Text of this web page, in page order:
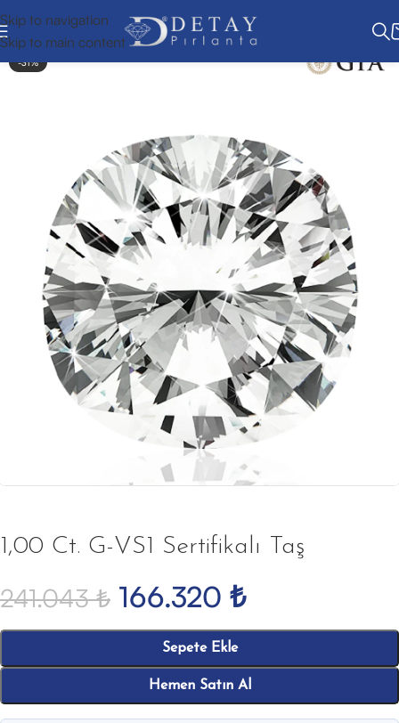
Skip to navigation
Skip to main content
-31%
1,00 Ct. G-VS1 Sertifikalı Taş
241.043₺ 166.320 ₺
Sepete Ekle
Hemen Satın Al